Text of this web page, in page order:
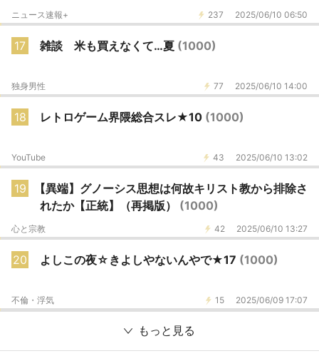
237 2025/06/10 06:50
ニュース速報+
17 雑談 米も買えなくて…夏 (1000)
77 2025/06/10 14:00
独身男性
18 レトロゲーム界隈総合スレ★10 (1000)
43 2025/06/10 13:02
YouTube
19
【異端】グノーシス思想は何故キリスト教から排除さ
れたか【正統】（再掲版） (1000)
42 2025/06/10 13:27
心と宗教
20 よしこの夜☆きよしやないんやで★17 (1000)
15 2025/06/09 17:07
不倫・浮気
もっと見る